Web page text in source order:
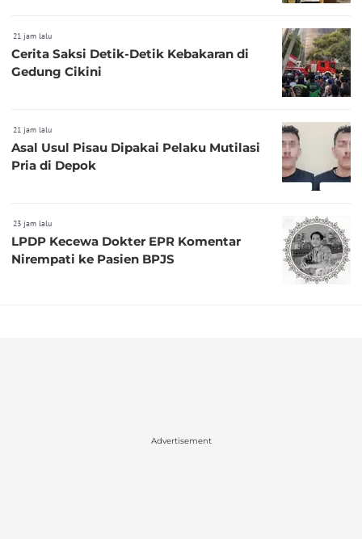
21 jam lalu
Cerita Saksi Detik-Detik Kebakaran di
Gedung Cikini
21 jam lalu
Asal Usul Pisau Dipakai Pelaku Mutilasi
Pria di Depok
23 jam lalu
LPDP Kecewa Dokter EPR Komentar
Nirempati ke Pasien BPJS
Advertisement